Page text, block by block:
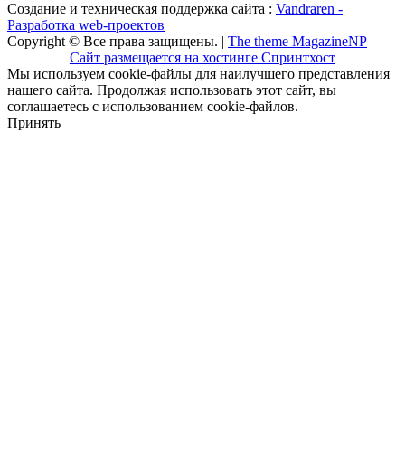
Создание и техническая поддержка сайта : Vandraren -
Разработка web-проектов
Copyright © Все права защищены. | The theme MagazineNP
Сайт размещается на хостинге Спринтхост
Мы используем cookie-файлы для наилучшего представления
нашего сайта. Продолжая использовать этот сайт, вы
соглашаетесь с использованием cookie-файлов.
Принять